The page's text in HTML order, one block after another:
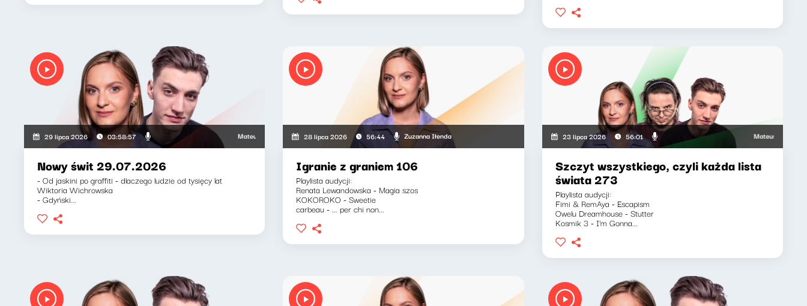
29 lipca 2026 03:58:57 Mateusz Andruszkiewicz, Zuzanna Iłenda
Nowy świt 29.07.2026
- Od jaskini po graffiti - dlaczego ludzie od tysięcy lat
Wiktoria Wichrowska
- Gdyński...
28 lipca 2026 56:44 Zuzanna Iłenda
Igranie z graniem 106
Playlista audycji:
Renata Lewandowska - Magia szos
KOKOROKO - Sweetie
carbeau - ... per chi non...
23 lipca 2026 56:01 Mateusz
Szczyt wszystkiego, czyli każda lista
świata 273
Playlista audycji:
Fimi & RemAya - Escapism
Owelu Dreamhouse - Stutter
Kosmik 3 - I'm Gonna...